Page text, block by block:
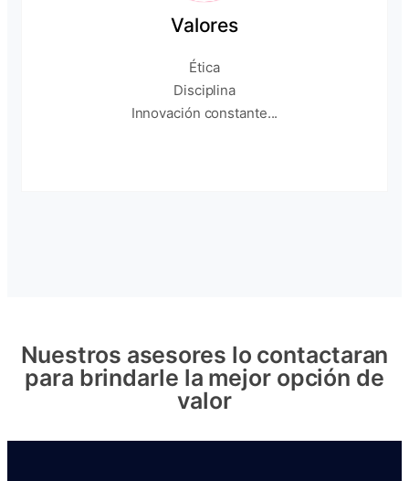
Valores
Ética
Disciplina
Innovación constante...
Nuestros asesores lo contactaran
para brindarle la mejor opción de
valor